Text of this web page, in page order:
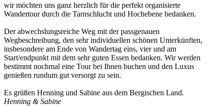
wir möchten uns ganz herzlich für die perfekt organisierte
Wandertour durch die Tarnschlucht und Hochebene bedanken.
Der abwechslungsreiche Weg mit der passgenauen
Wegbeschreibung, den sehr individuellen schönen Unterkünften,
insbesondere am Ende von Wandertag eins, vier und am
Start/endpunkt mit dem sehr guten Essen bedanken. Wir werden
bestimmt nochmal eine Tour bei Ihnen buchen und den Luxus
genießen rundum gut versorgt zu sein.
Es grüßen Henning und Sabine aus dem Bergischen Land.
Henning & Sabine